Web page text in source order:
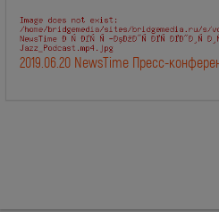
2019.06.20 NewsTime Пресс-